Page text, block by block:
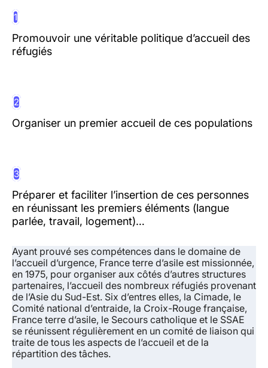
1
Promouvoir une véritable politique d’accueil des
réfugiés
2
Organiser un premier accueil de ces populations
3
Préparer et faciliter l’insertion de ces personnes
en réunissant les premiers éléments (langue
parlée, travail, logement)…
Ayant prouvé ses compétences dans le domaine de
l’accueil d’urgence, France terre d’asile est missionnée,
en 1975, pour organiser aux côtés d’autres structures
partenaires, l’accueil des nombreux réfugiés provenant
de l’Asie du Sud-Est. Six d’entres elles, la Cimade, le
Comité national d’entraide, la Croix-Rouge française,
France terre d’asile, le Secours catholique et le SSAE
se réunissent régulièrement en un comité de liaison qui
traite de tous les aspects de l’accueil et de la
répartition des tâches.